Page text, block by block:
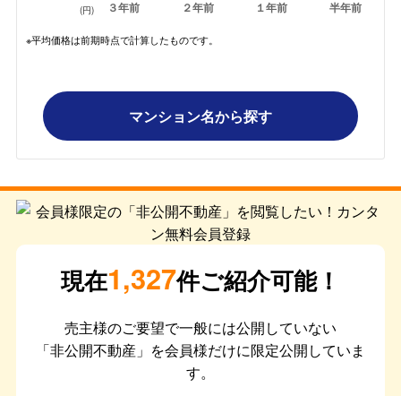
３年前 ２年前 １年前 半年前
(円)
※平均価格は前期時点で計算したものです。
マンション名から探す
現在1,327件ご紹介可能！
売主様のご要望で一般には公開していない
「非公開不動産」を会員様だけに限定公開していま
す。